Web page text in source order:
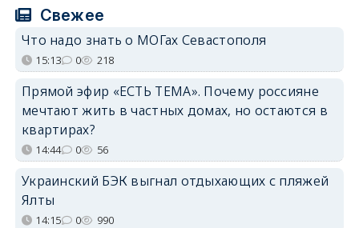
Свежее
Что надо знать о МОГах Севастополя
15:13 0 218
Прямой эфир «ЕСТЬ ТЕМА». Почему россияне
мечтают жить в частных домах, но остаются в
квартирах?
14:44 0 56
Украинский БЭК выгнал отдыхающих с пляжей
Ялты
14:15 0 990